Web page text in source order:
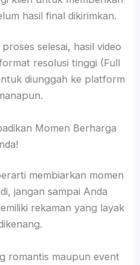
hasil final dikirimkan.
selesai, hasil video
resolusi tinggi (Full
diunggah ke platform
Momen Berharga
membiarkan momen
jangan sampai Anda
rekaman yang layak
romantis maupun event